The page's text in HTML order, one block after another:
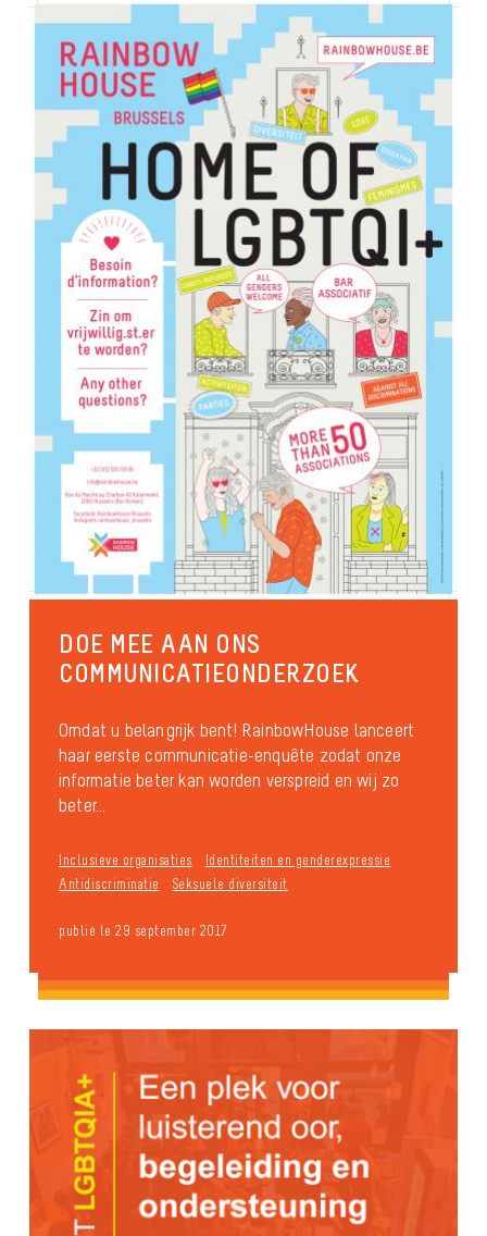
DOE MEE AAN ONS
COMMUNICATIEONDERZOEK
Omdat u belangrijk bent! RainbowHouse lanceert
haar eerste communicatie-enquête zodat onze
informatie beter kan worden verspreid en wij zo
beter...
Inclusieve organisaties
Identiteiten en genderexpressie
Antidiscriminatie
Seksuele diversiteit
publié le 29 september 2017